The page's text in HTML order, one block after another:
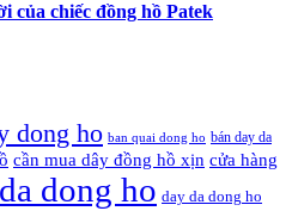
của chiếc đồng hồ Patek
dong ho ban quai dong ho bán day da
cần mua dây đồng hồ xịn cửa hàng
dong ho day da dong ho